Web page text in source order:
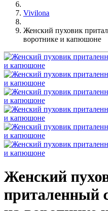
Vivilona
Женский пуховик
воротнике и капюшоне
Женский
приталенный